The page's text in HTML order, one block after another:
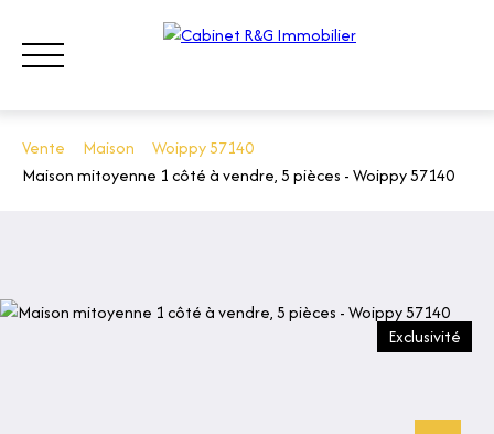
Vente Maison
Woippy 57140
Maison mitoyenne 1 côté à vendre, 5 pièces - Woippy 57140
Exclusivité